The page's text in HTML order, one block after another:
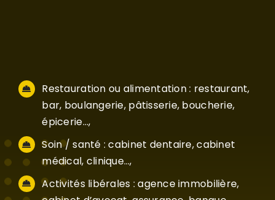
Restauration ou alimentation : restaurant,
bar, boulangerie, pâtisserie, boucherie,
épicerie…,
Soin / santé : cabinet dentaire, cabinet
médical, clinique…,
Activités libérales : agence immobilière,